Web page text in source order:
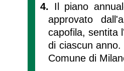
4. Il piano
approvato
capofila, sentita
di ciascun
Comune di